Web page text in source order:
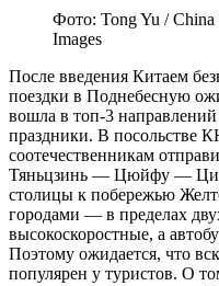
Фото: Tong Yu /
Images
После введения Китаем
поездки в Поднебесную
вошла в топ-3
праздники. В посольстве
соотечественникам
Тяньцзинь — Цюйфу —
столицы к побережью
городами — в пределах
высокоскоростные, а
Поэтому ожидается, что
популярен у туристов. О